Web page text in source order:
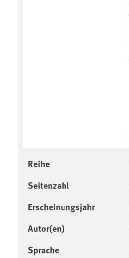
Reihe
Seitenzahl
Erscheinungsjahr
Autor(en)
Sprache